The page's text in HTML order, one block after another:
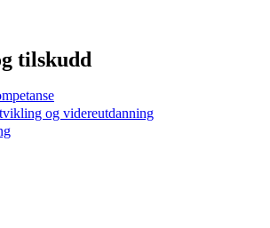
tilskudd
og videreutdanning